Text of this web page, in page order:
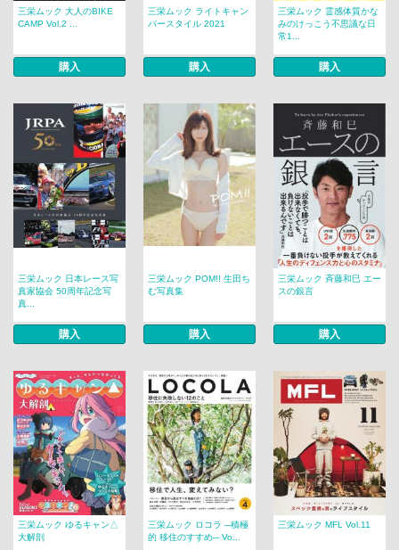
三栄ムック 大人のBIKE
CAMP Vol.2 ...
購入
三栄ムック ライトキャン
パースタイル 2021
購入
三栄ムック 霊感体質かな
みのけっこう不思議な日
常1...
購入
三栄ムック 日本レース写
真家協会 50周年記念写
真...
購入
三栄ムック POM!! 生田ち
む写真集
購入
三栄ムック 斉藤和巳 エー
スの銀言
購入
三栄ムック ゆるキャン△
大解剖
三栄ムック ロコラ ─積極
的 移住のすすめ─ Vo...
三栄ムック MFL Vol.11